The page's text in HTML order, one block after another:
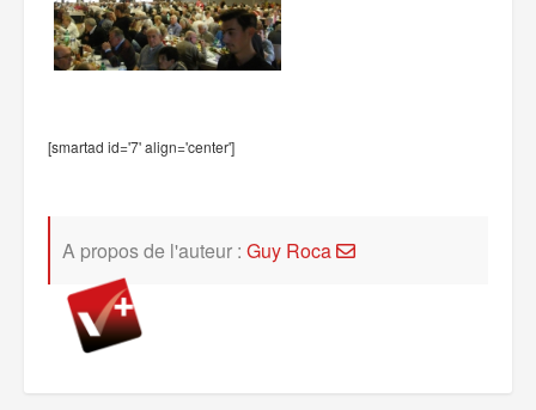
[smartad id='7' align='center']
A propos de l'auteur : Guy Roca